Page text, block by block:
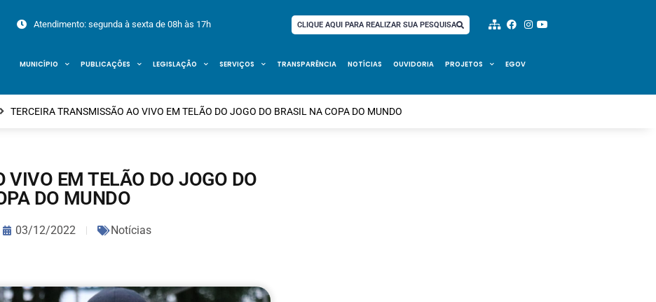
Atendimento: segunda à sexta de 08h às 17h CLIQUE AQUI PARA REALIZAR SUA PESQUISA
MUNICÍPIO PUBLICAÇÕES LEGISLAÇÃO SERVIÇOS TRANSPARÊNCIA NOTÍCIAS OUVIDORIA PROJETOS EGOV
TERCEIRA TRANSMISSÃO AO VIVO EM TELÃO DO JOGO DO BRASIL NA COPA DO MUNDO
VIVO EM TELÃO DO JOGO DO
DO MUNDO
03/12/2022 Notícias